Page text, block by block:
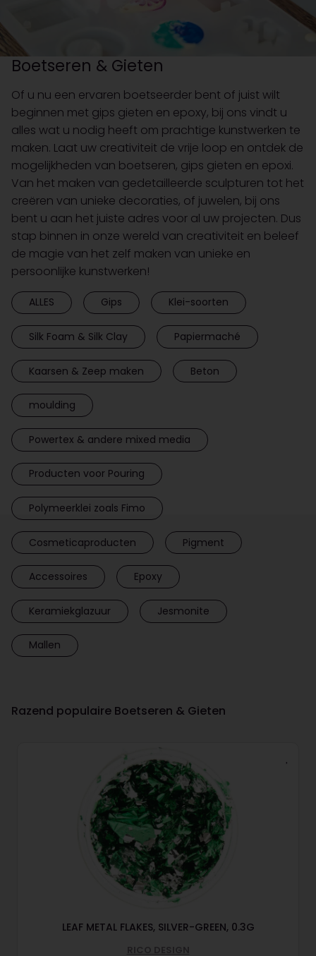
Boetseren & Gieten
Of u nu een ervaren boetseerder bent of juist wilt
beginnen met gips gieten en epoxy, bij ons vindt u
alles wat u nodig heeft om prachtige kunstwerken te
maken. Laat uw creativiteit de vrije loop en ontdek de
mogelijkheden van boetseren, gips gieten en epoxi.
Van het maken van gedetailleerde sculpturen tot het
creëren van unieke decoraties, of juwelen, bij ons
bent u aan het juiste adres voor al uw projecten. Dus
stap binnen in onze wereld van creativiteit en beleef
de magie van het zelf maken van unieke en
persoonlijke kunstwerken!
ALLES Gips Klei-soorten
Silk Foam & Silk Clay Papiermaché
Kaarsen & Zeep maken Beton
moulding
Powertex & andere mixed media
Producten voor Pouring
Polymeerklei zoals Fimo
Cosmeticaproducten Pigment
Accessoires Epoxy
Keramiekglazuur Jesmonite
Mallen
Razend populaire Boetseren & Gieten
LEAF METAL FLAKES, SILVER-GREEN, 0.3G
RICO DESIGN